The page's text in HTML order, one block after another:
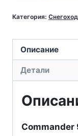
BRP
900
Ace
(2023)
Категория:
Описание
Детали
Commander